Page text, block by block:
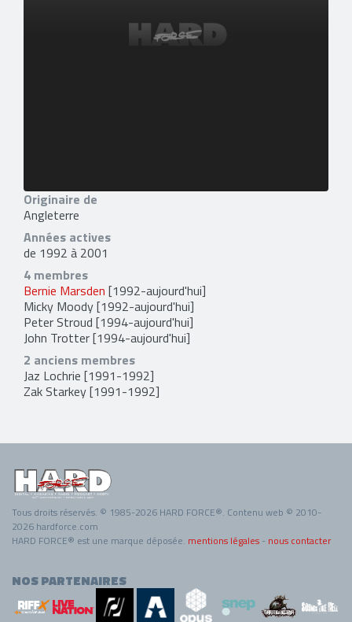
Originaire de
Angleterre
Années actives
de 1992 à 2001
4 membres
Bernie Marsden [1992-aujourd'hui]
Micky Moody[1992-aujourd'hui]
Peter Stroud [1994-aujourd'hui]
John Trotter[1994-aujourd'hui]
2 anciens membres
Jaz Lochrie [1991-1992]
Zak Starkey[1991-1992]
Tous droits réservés. © 1985-2026 HARD FORCE®. Contenu web © 2010-
2026 hardforce.com
HARD FORCE® est une marque déposée. mentions légales - nous contacter
NOS PARTENAIRES